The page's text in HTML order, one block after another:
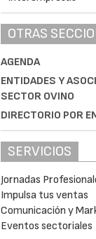
OTRAS
AGENDA
ENTIDADES Y
SECTOR OVINO
DIRECTORIO POR
SERVICIOS
Jornadas
Impulsa tus ventas
Comunicación y
Eventos sectoriales